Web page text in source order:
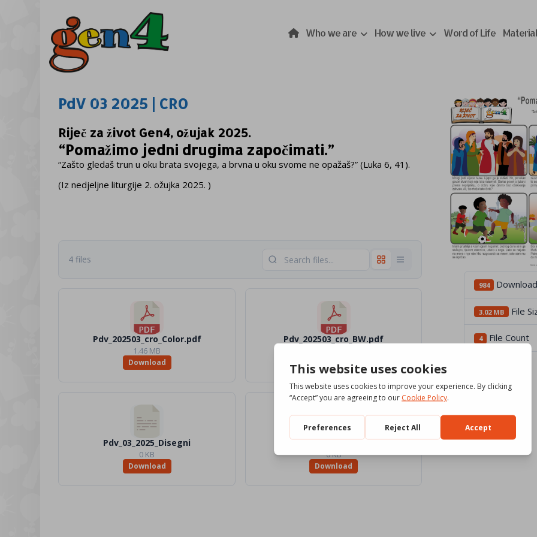
Who we are How we live Word of Life
PdV 03 2025 | CRO
Riječ za život Gen4, ožujak 2025.
“Pomažimo jedni drugima započimati.”
“Zašto gledaš trun u oku brata svojega, a brvna u oku svome ne opažaš?” (Luka 6, 41).
(Iz nedjeljne liturgije 2. ožujka 2025. )
4 files
Pdv_202503_cro_Color.pdf
1.46 MB
Download
Pdv_202503_cro_BW.pdf
Download
Pdv_03_2025_Disegni
0 KB
Download
Pdv_03_2025_Traduttori
0 KB
Download
984 Download
3.02 MB File
4 File Count